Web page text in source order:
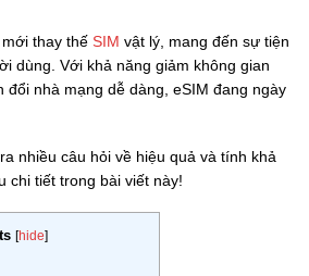
thay thế SIM vật lý, mang đến sự tiện
dùng. Với khả năng giảm không gian
đổi nhà mạng dễ dàng, eSIM đang ngày
nhiều câu hỏi về hiệu quả và tính khả
chi tiết trong bài viết này!
[hide]